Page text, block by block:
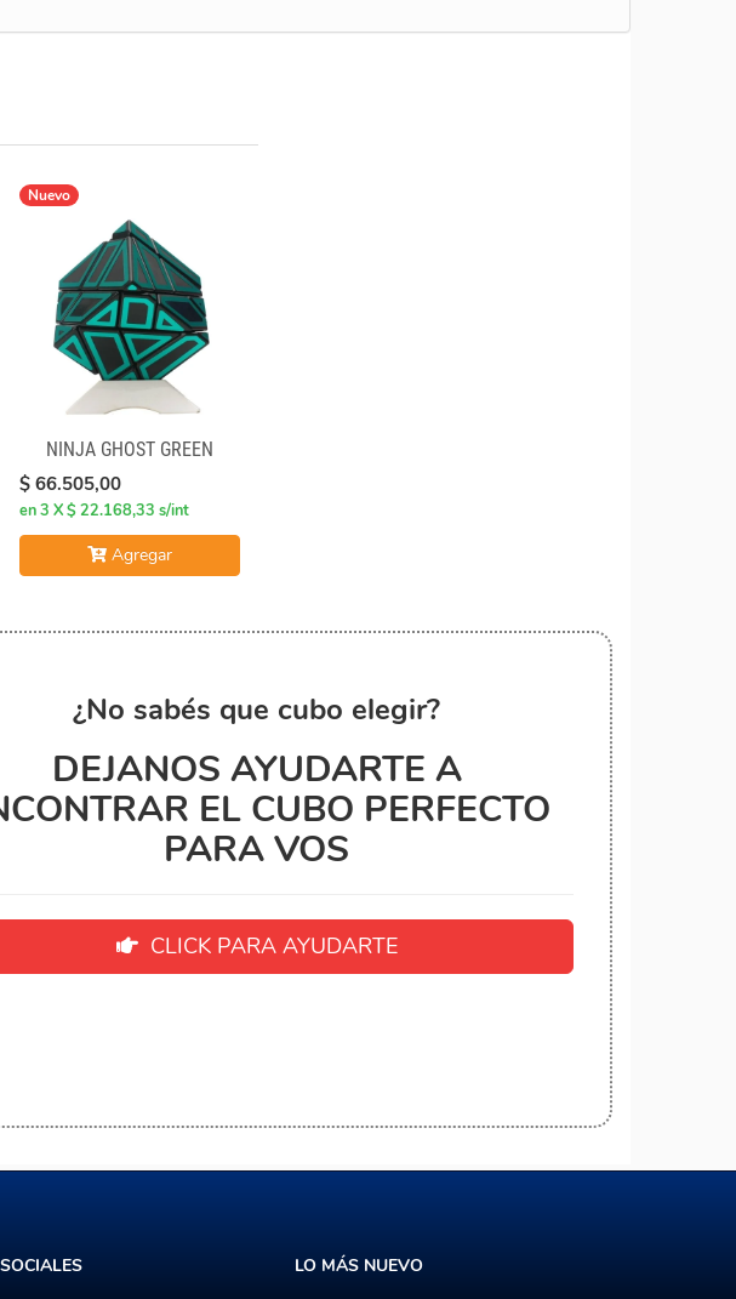
Nuevo
NINJA GHOST GREEN
$ 66.505,00
en 3 X $ 22.168,33 s/int
Agregar
¿No sabés que cubo elegir?
DEJANOS AYUDARTE A
EL CUBO PERFECTO
PARA VOS
CLICK PARA AYUDARTE
SOCIALES LO MÁS NUEVO